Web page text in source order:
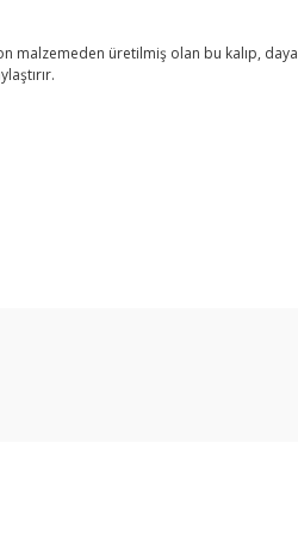
malzemeden üretilmiş olan bu kalıp,